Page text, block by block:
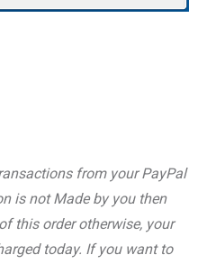
from your PayPal
is not Made by you then
this order otherwise, your
today. If you want to